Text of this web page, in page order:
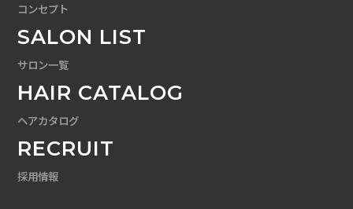
コンセプト
SALON LIST
サロン一覧
HAIR CATALOG
ヘアカタログ
RECRUIT
採用情報